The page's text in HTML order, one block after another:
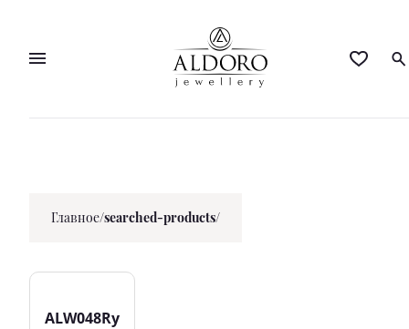
Главное/searched-products/
ALW048Ry